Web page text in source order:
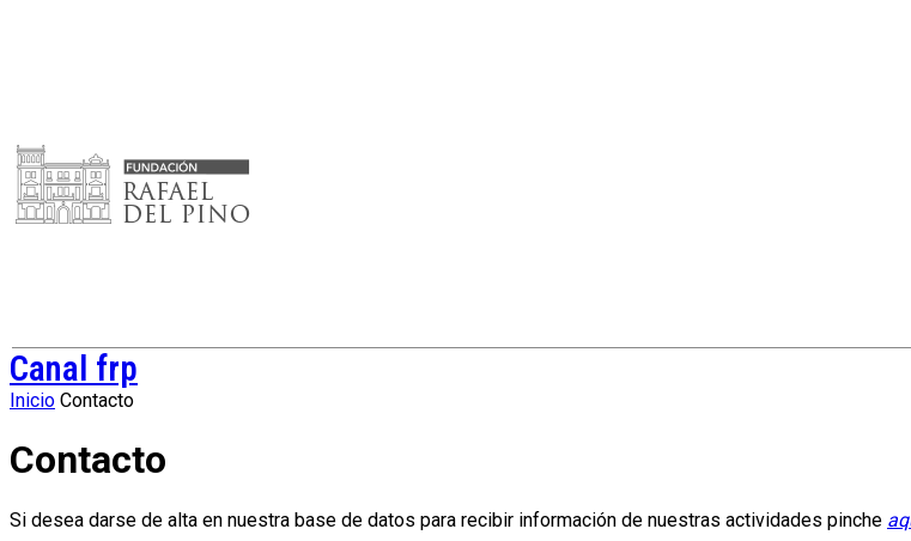
Canal frp
Inicio Contacto
Contacto
Si desea darse de alta en nuestra base de datos para recibir información de nuestras actividades pinche